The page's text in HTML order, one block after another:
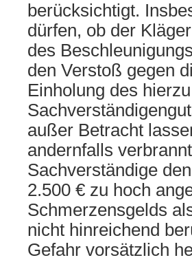
berücksichtigt.
dürfen, ob der
des
den Verstoß gegen
Einholung des
außer Betracht
andernfalls
Sachverständige
2.500 € zu hoch
Schmerzensgelds
nicht hinreichend
Gefahr vorsätzlich